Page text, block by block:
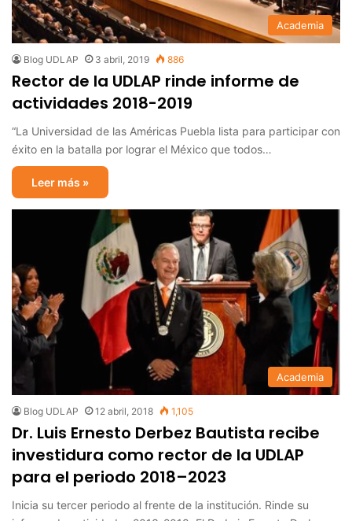
Academia
Blog UDLAP 3 abril, 2019 886
Rector de la UDLAP rinde informe de
actividades 2018-2019
“La Universidad de las Américas Puebla lista para participar con
éxito en la batalla por lograr el México que todos…
Leer más »
Academia
Blog UDLAP 12 abril, 2018 1,105
Dr. Luis Ernesto Derbez Bautista recibe
investidura como rector de la UDLAP
para el periodo 2018–2023
Inicia su tercer periodo al frente de la institución. Rinde su